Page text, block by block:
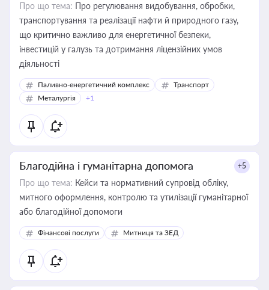
Про що тема: Про регулювання видобування, обробки,
транспортування та реалізації нафти й природного газу,
що критично важливо для енергетичної безпеки,
інвестицій у галузь та дотримання ліцензійних умов
діяльності
Паливно-енергетичний комплекс
Транспорт
Металургія
+1
Благодійна і гуманітарна допомога +5
Про що тема: Кейси та нормативний супровід обліку,
митного оформлення, контролю та утилізації гуманітарної
або благодійної допомоги
Фінансові послуги Митниця та ЗЕД